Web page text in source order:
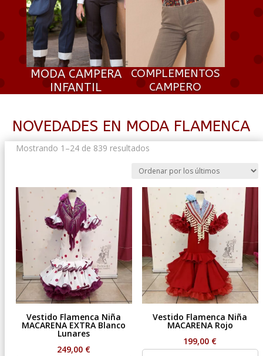
MODA CAMPERA
INFANTIL
COMPLEMENTOS
CAMPERO
NOVEDADES EN MODA FLAMENCA
Mostrando 1–24 de 839 resultadosOrdenado
los
últimos
Vestido Flamenca Niña
MACARENA EXTRA Blanco
Lunares
249,00 €
Vestido Flamenca Niña
MACARENA Rojo
199,00 €